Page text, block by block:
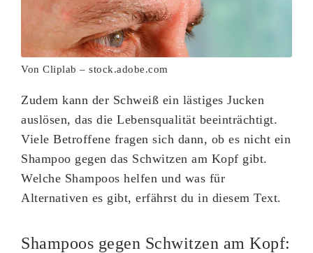
Von Cliplab – stock.adobe.com
Zudem kann der Schweiß ein lästiges Jucken
auslösen, das die Lebensqualität beeinträchtigt.
Viele Betroffene fragen sich dann, ob es nicht ein
Shampoo gegen das Schwitzen am Kopf gibt.
Welche Shampoos helfen und was für
Alternativen es gibt, erfährst du in diesem Text.
Shampoos gegen Schwitzen am Kopf: